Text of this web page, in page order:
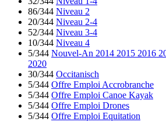
86/344 Niveau 2
20/344 Niveau 2-4
52/344 Niveau 3-4
10/344 Niveau 4
5/344 Nouvel-An 2014 2015 2016
2020
30/344 Occitanisch
5/344 Offre Emploi Accrobranche
5/344 Offre Emploi Canoe Kayak
5/344 Offre Emploi Drones
5/344 Offre Emploi Equitation